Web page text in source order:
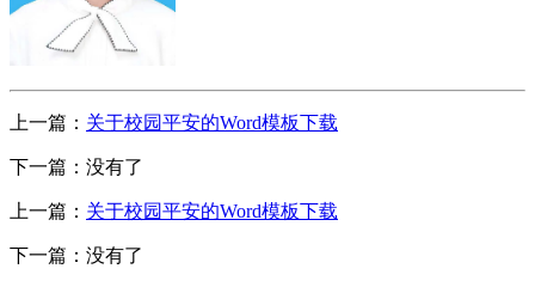
上一篇： 关于校园平安的Word模板下载
下一篇：没有了
上一篇： 关于校园平安的Word模板下载
下一篇：没有了